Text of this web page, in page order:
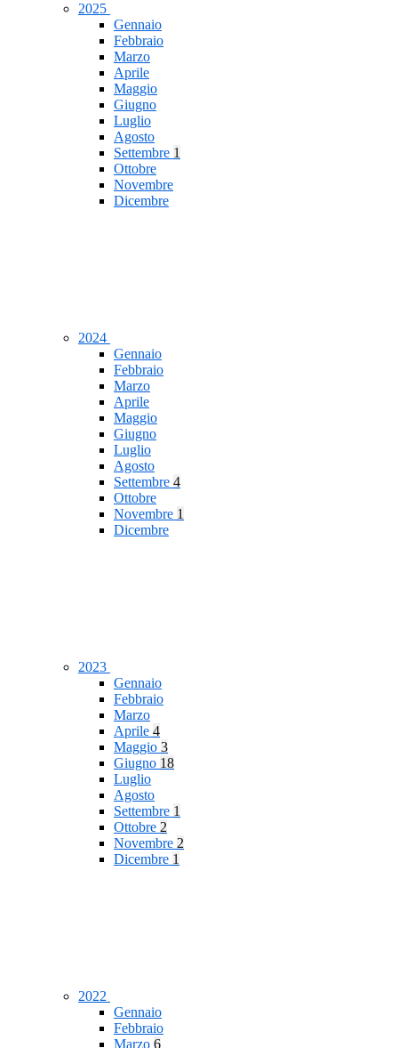
2025
Gennaio
Febbraio
Marzo
Aprile
Maggio
Giugno
Luglio
Agosto
Settembre 1
Ottobre
Novembre
Dicembre
2024
Gennaio
Febbraio
Marzo
Aprile
Maggio
Giugno
Luglio
Agosto
Settembre 4
Ottobre
Novembre 1
Dicembre
2023
Gennaio
Febbraio
Marzo
Aprile 4
Maggio 3
Giugno 18
Luglio
Agosto
Settembre 1
Ottobre 2
Novembre 2
Dicembre 1
2022
Gennaio
Febbraio
Marzo 6